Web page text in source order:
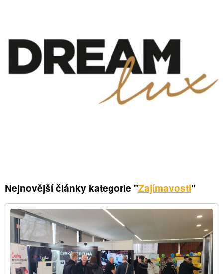
Nejnovější články kategorie "Zajímavosti"